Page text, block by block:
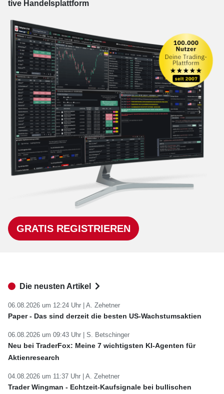
tive Han­dels­platt­form
GRATIS REGISTRIEREN
Die neusten Artikel
06.08.2026 um 12:24 Uhr | A. Zehetner
Paper - Das sind derzeit die besten US-Wachstumsaktien
06.08.2026 um 09:43 Uhr | S. Betschinger
Neu bei TraderFox: Meine 7 wichtigsten KI-Agenten für
Aktienresearch
04.08.2026 um 11:37 Uhr | A. Zehetner
Trader Wingman - Echtzeit-Kaufsignale bei bullischen